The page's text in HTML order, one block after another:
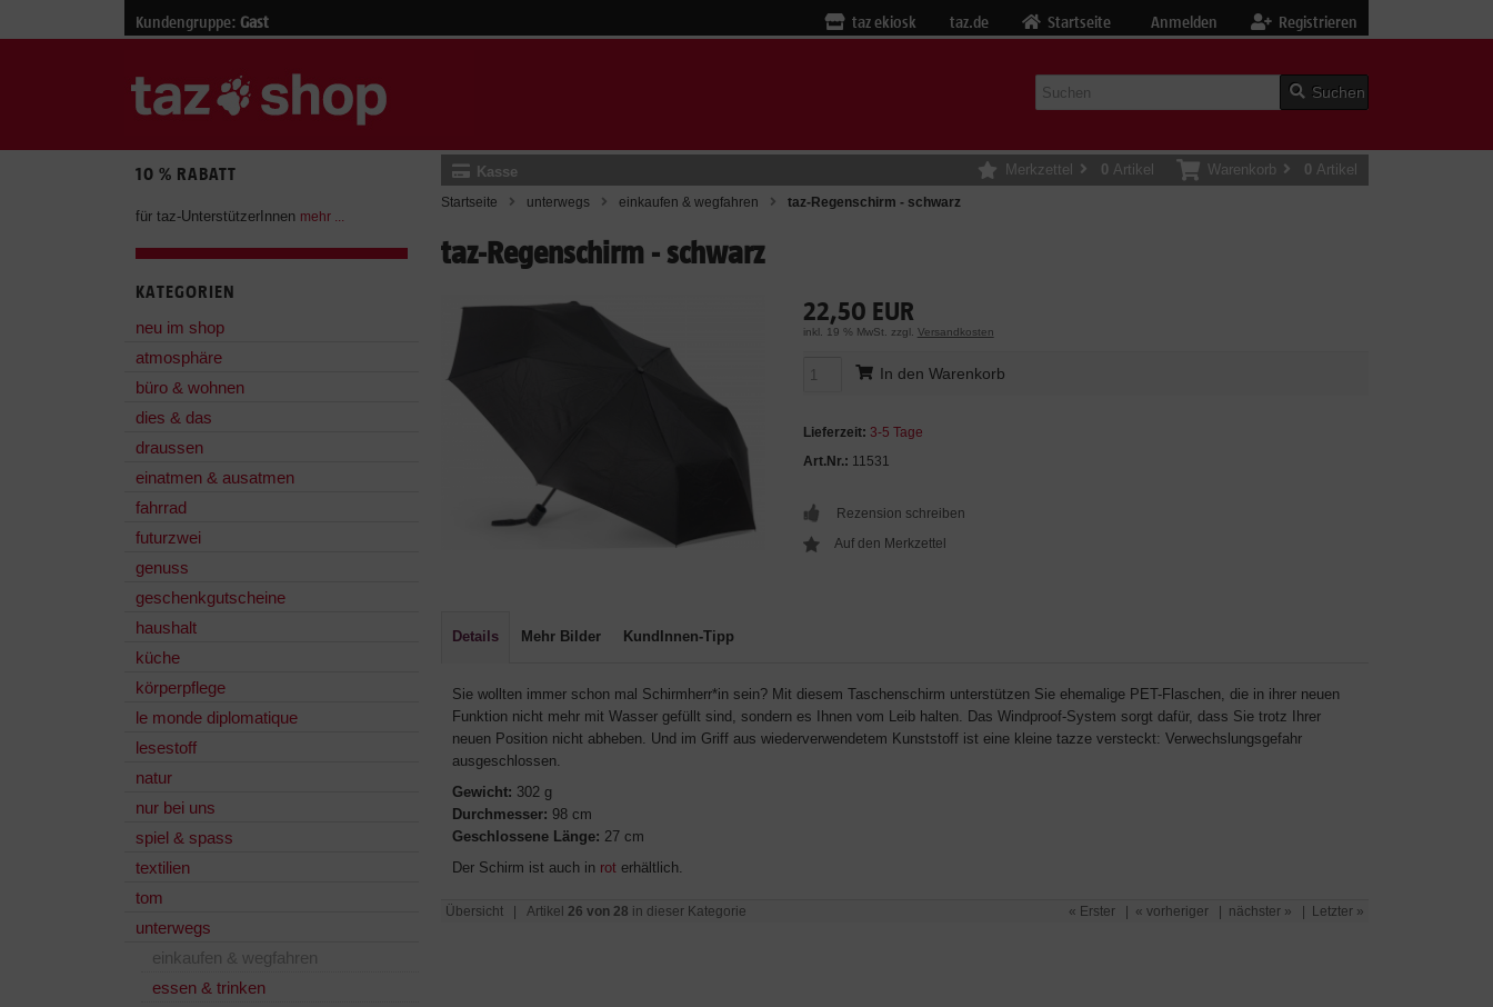
Kundengruppe: Gast Registrieren
Anmelden
Startseite
taz.de
taz ekiosk
Suchen
Kasse Warenkorb 0 Artikel
Merkzettel 0 Artikel
Startseite unterwegs einkaufen & wegfahren taz-Regenschirm - schwarz
taz-Regenschirm - schwarz
22,50 EUR
inkl. 19 % MwSt. zzgl. Versandkosten
In den Warenkorb
Lieferzeit: 3-5 Tage
Art.Nr.: 11531
Rezension schreiben
Details Mehr Bilder KundInnen-Tipp
Sie wollten immer schon mal Schirmherr*in sein? Mit diesem Taschenschirm unterstützen Sie ehemalige PET-Flaschen, die in ihrer neuen
Funktion nicht mehr mit Wasser gefüllt sind, sondern es Ihnen vom Leib halten. Das Windproof-System sorgt dafür, dass Sie trotz Ihrer
neuen Position nicht abheben. Und im Griff aus wiederverwendetem Kunststoff ist eine kleine tazze versteckt: Verwechslungsgefahr
ausgeschlossen.
Gewicht: 302 g
Durchmesser: 98 cm
Geschlossene Länge: 27 cm
Der Schirm ist auch in rot erhältlich.
Übersicht | Artikel 26 von 28 in dieser Kategorie « Erster « vorheriger nächster » Letzter »
10 % RABATT
für taz-UnterstützerInnen mehr ...
KATEGORIEN
neu im shop
atmosphäre
büro & wohnen
dies & das
draussen
einatmen & ausatmen
fahrrad
futurzwei
genuss
geschenkgutscheine
haushalt
küche
körperpflege
le monde diplomatique
lesestoff
natur
nur bei uns
spiel & spass
textilien
tom
unterwegs
einkaufen & wegfahren
essen & trinken